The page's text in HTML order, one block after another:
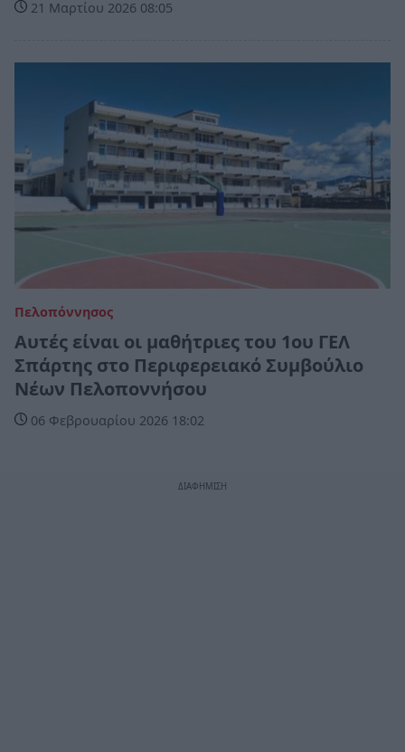
21 Μαρτίου 2026 08:05
Πελοπόννησος
Αυτές είναι οι μαθήτριες του 1ου ΓΕΛ
Σπάρτης στο Περιφερειακό Συμβούλιο
Νέων Πελοποννήσου
06 Φεβρουαρίου 2026 18:02